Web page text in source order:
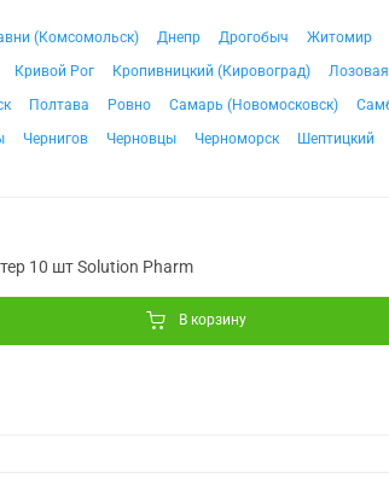
(Комсомольск) Днепр Дрогобыч
Житомир
Кривой Рог Кропивницкий (Кировоград)
Лозовая
Полтава Ровно Самарь (Новомосковск)
Чернигов Черновцы Черноморск Шептицкий
10 шт Solution Pharm
В корзину